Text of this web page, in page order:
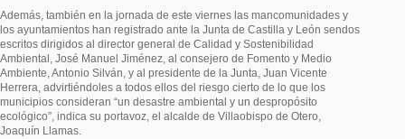
Además, también en la jornada de este viernes las mancomunidades y
los ayuntamientos han registrado ante la Junta de Castilla y León sendos
escritos dirigidos al director general de Calidad y Sostenibilidad
Ambiental, José Manuel Jiménez, al consejero de Fomento y Medio
Ambiente, Antonio Silván, y al presidente de la Junta, Juan Vicente
Herrera, advirtiéndoles a todos ellos del riesgo cierto de lo que los
municipios consideran “un desastre ambiental y un despropósito
ecológico”, indica su portavoz, el alcalde de Villaobispo de Otero,
Joaquín Llamas.